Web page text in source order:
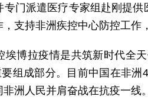
专门派遣医疗专家组赴刚提
支持非洲疾控中心防控工作
埃博拉疫情是共筑新时代全
要组成部分。目前中国在非
洲人民并肩奋战在抗疫一线